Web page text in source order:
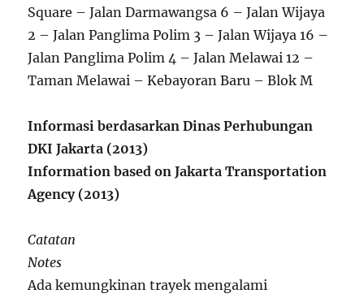
Square – Jalan Darmawangsa 6 – Jalan Wijaya
2 – Jalan Panglima Polim 3 – Jalan Wijaya 16 –
Jalan Panglima Polim 4 – Jalan Melawai 12 –
Taman Melawai – Kebayoran Baru – Blok M
Informasi berdasarkan Dinas Perhubungan
DKI Jakarta (2013)
Information based on Jakarta Transportation
Agency (2013)
Catatan
Notes
Ada kemungkinan trayek mengalami